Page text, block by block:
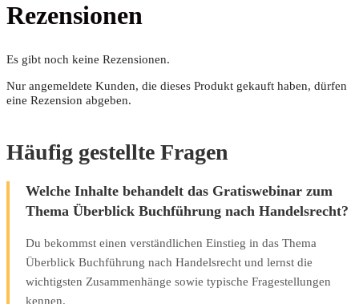
Rezensionen
Es gibt noch keine Rezensionen.
Nur angemeldete Kunden, die dieses Produkt gekauft haben, dürfen
eine Rezension abgeben.
Häufig gestellte Fragen
Welche Inhalte behandelt das Gratiswebinar zum
Thema Überblick Buchführung nach Handelsrecht?
Du bekommst einen verständlichen Einstieg in das Thema
Überblick Buchführung nach Handelsrecht und lernst die
wichtigsten Zusammenhänge sowie typische Fragestellungen
kennen.